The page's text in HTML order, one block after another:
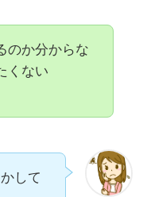
のか分からな
くない
して